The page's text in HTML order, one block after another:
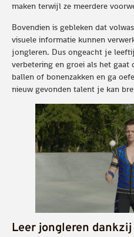
maken terwijl ze meerdere
Bovendien is gebleken dat
visuele informatie kunnen
jongleren. Dus ongeacht je
verbetering en groei als het
ballen of bonenzakken en ga
nieuw gevonden talent je kan
Leer jongleren